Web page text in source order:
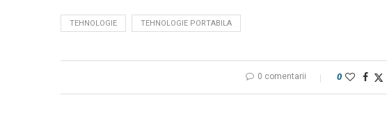
TEHNOLOGIE TEHNOLOGIE PORTABILA
0 comentarii 0